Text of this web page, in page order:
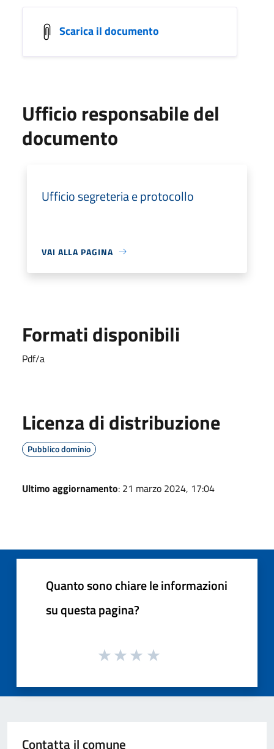
Scarica il documento
Ufficio responsabile del
documento
Ufficio segreteria e protocollo
VAI ALLA PAGINA
Formati disponibili
Pdf/a
Licenza di distribuzione
Pubblico dominio
Ultimo aggiornamento: 21 marzo 2024, 17:04
Quanto sono chiare le informazioni
su questa pagina?
Contatta il comune